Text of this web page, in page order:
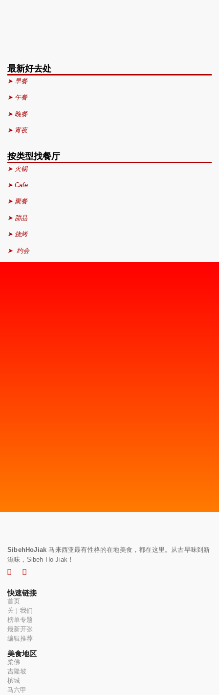
最新好去处
➤ 早餐
➤ 午餐
➤ 晚餐
➤ 宵夜
按类型找餐厅
➤ 火锅
➤ Cafe
➤ 聚餐
➤ 甜品
➤ 烧烤
➤ 约会
SibehHoJiak 马来西亚最有性格的在地美食，都在这里。从古早味到新
滋味，Sibeh Ho Jiak！
快速链接
首页
关于我们
榜单专题
最新开张
编辑推荐
美食地区
柔佛
吉隆坡
槟城
马六甲